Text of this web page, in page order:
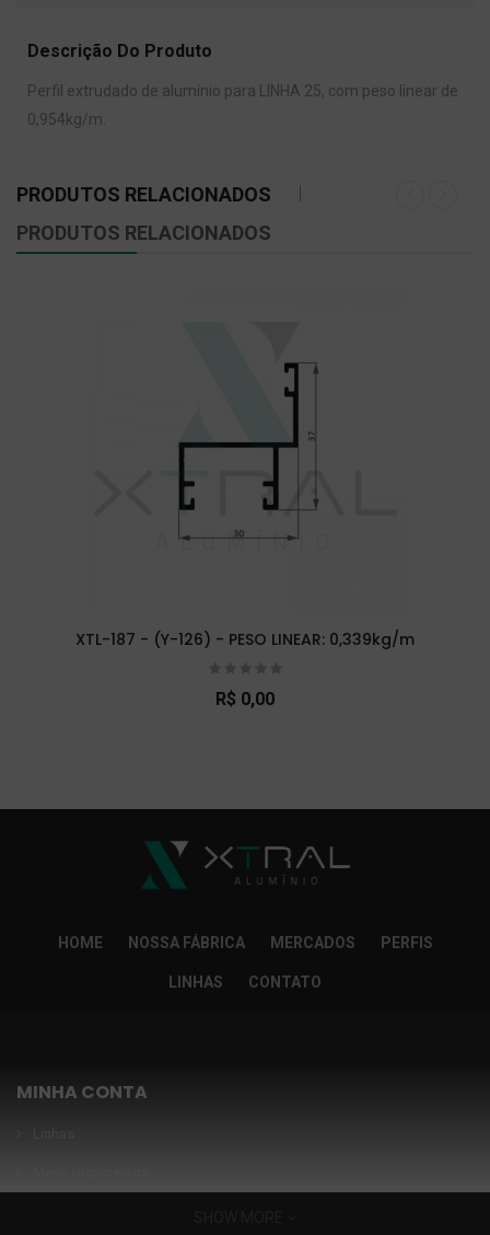
Descrição Do Produto
Perfil extrudado de alumínio para LINHA 25, com peso linear de
0,954kg/m.
PRODUTOS RELACIONADOS
PRODUTOS RELACIONADOS
XTL-187 - (Y-126) - PESO LINEAR: 0,339kg/m
R$ 0,00
HOME NOSSA FÁBRICA MERCADOS PERFIS
LINHAS CONTATO
MINHA CONTA